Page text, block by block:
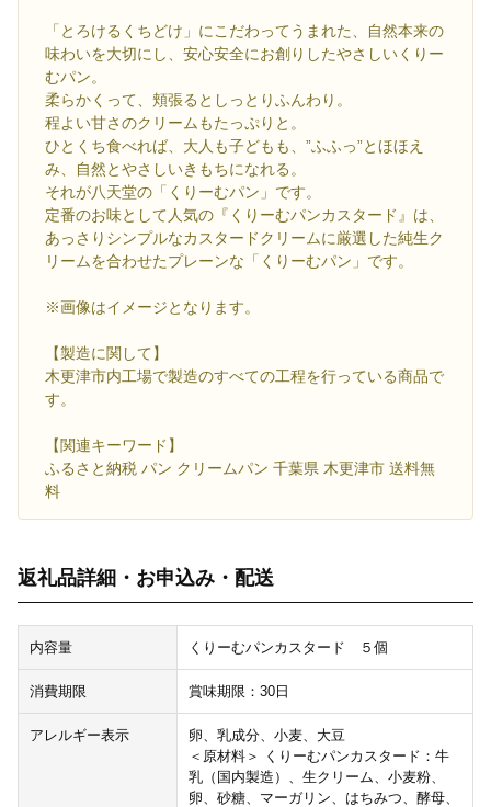
「とろけるくちどけ」にこだわってうまれた、自然本来の
味わいを大切にし、安心安全にお創りしたやさしいくりー
むパン。
柔らかくって、頬張るとしっとりふんわり。
程よい甘さのクリームもたっぷりと。
ひとくち食べれば、大人も子どもも、”ふふっ”とほほえ
み、自然とやさしいきもちになれる。
それが八天堂の「くりーむパン」です。
定番のお味として人気の『くりーむパンカスタード』は、
あっさりシンプルなカスタードクリームに厳選した純生ク
リームを合わせたプレーンな「くりーむパン」です。
※画像はイメージとなります。
【製造に関して】
木更津市内工場で製造のすべての工程を行っている商品で
す。
【関連キーワード】
ふるさと納税 パン クリームパン 千葉県 木更津市 送料無
料
返礼品詳細・お申込み・配送
内容量 くりーむパンカスタード ５個
消費期限 賞味期限：30日
アレルギー表示
卵、乳成分、小麦、大豆
＜原材料＞ くりーむパンカスタード：牛
乳（国内製造）、生クリーム、小麦粉、
卵、砂糖、マーガリン、はちみつ、酵母、